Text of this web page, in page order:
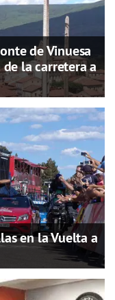
de Vinuesa
la carretera a
en la Vuelta a